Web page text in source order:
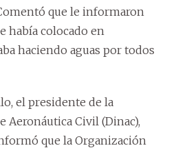
que le informaron
había colocado en
haciendo aguas por todos
el presidente de la
Aeronáutica Civil (Dinac),
que la Organización